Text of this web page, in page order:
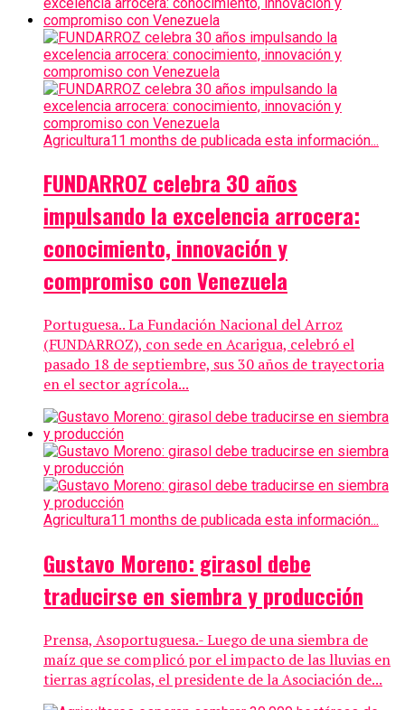
Agricultura11 months de publicada esta información...
FUNDARROZ celebra 30 años
impulsando la excelencia arrocera:
conocimiento, innovación y
compromiso con Venezuela
Portuguesa.. La Fundación Nacional del Arroz
(FUNDARROZ), con sede en Acarigua, celebró el
pasado 18 de septiembre, sus 30 años de trayectoria
en el sector agrícola...
Agricultura11 months de publicada esta información...
Gustavo Moreno: girasol debe
traducirse en siembra y producción
Prensa, Asoportuguesa.- Luego de una siembra de
maíz que se complicó por el impacto de las lluvias en
tierras agrícolas, el presidente de la Asociación de...